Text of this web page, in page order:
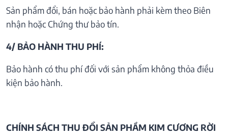
Sản phẩm đổi, bán hoặc bảo hành phải kèm theo Biên
nhận hoặc Chứng thư bảo tín.
4/ BẢO HÀNH THU PHÍ:
Bảo hành có thu phí đối với sản phẩm không thỏa điều
kiện bảo hành.
CHÍNH SÁCH THU ĐỔI SẢN PHẦM KIM CƯƠNG RỜI